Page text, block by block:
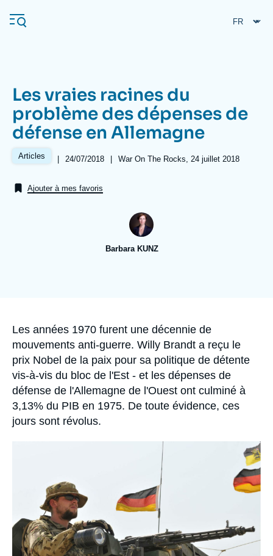
au
contenu
Navigation
principale
L'Ifri
À propos de l'Ifri
Proche-Orient
Les vraies racines du
problème des dépenses de
défense en Allemagne
Articles |
Date
publication
24/07/2018 | Références
War On The Rocks, 24 juillet 2018
Ajouter à mes favoris
Barbara KUNZ
Accroche
Les années 1970 furent une décennie de
mouvements anti-guerre. Willy Brandt a reçu le
prix Nobel de la paix pour sa politique de détente
vis-à-vis du bloc de l'Est - et les dépenses de
défense de l'Allemagne de l'Ouest ont culminé à
3,13% du PIB en 1975. De toute évidence, ces
jours sont révolus.